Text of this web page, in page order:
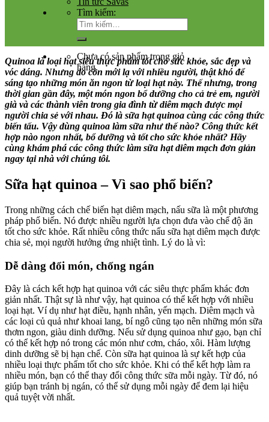
Tìm kiếm:
Chưa có sản phẩm trong giỏ
hàng.
Quinoa là loại hạt siêu thực phẩm tốt cho sức khỏe, sắc đẹp và
vóc dáng. Nhưng do còn mới lạ với nhiều người, thật khó để
sáng tạo những món ăn ngon từ loại hạt này. Thế nhưng, trong
thời gian gần đây, một món ngon bổ dưỡng cho cả trẻ em, người
già và các thành viên trong gia đình từ diêm mạch được mọi
người chia sẻ với nhau. Đó là sữa hạt quinoa cùng các công thức
biến tấu. Vậy dùng quinoa làm sữa như thế nào? Công thức kết
hợp nào ngon nhất, bổ dưỡng và tốt cho sức khỏe nhất? Hãy
cùng khám phá các công thức làm sữa hạt diêm mạch đơn giản
ngay tại nhà với chúng tôi.
Sữa hạt quinoa – Vì sao phổ biến?
Trong những cách chế biến hạt diêm mạch, nấu sữa là một phương
pháp phổ biến. Nó được nhiều người lựa chọn đưa vào chế độ ăn
tốt cho sức khỏe. Rất nhiều công thức nấu sữa hạt diêm mạch được
chia sẻ, mọi người hưởng ứng nhiệt tình. Lý do là vì:
Dễ dàng đổi món, chống ngán
Đây là cách kết hợp hạt quinoa với các siêu thực phẩm khác đơn
giản nhất. Thật sự là như vậy, hạt quinoa có thể kết hợp với nhiều
loại hạt. Ví dụ như hạt điều, hạnh nhân, yến mạch. Diêm mạch và
các loại củ quả như khoai lang, bí ngô cũng tạo nên những món sữa
thơm ngon, giàu dinh dưỡng. Nếu sử dụng quinoa như gạo, bạn chỉ
có thể kết hợp nó trong các món như cơm, cháo, xôi. Hàm lượng
dinh dưỡng sẽ bị hạn chế. Còn sữa hạt quinoa là sự kết hợp của
nhiều loại thực phẩm tốt cho sức khỏe. Khi có thể kết hợp làm ra
nhiều món, bạn có thể thay đổi công thức sữa mỗi ngày. Từ đó, nó
giúp bạn tránh bị ngán, có thể sử dụng mỗi ngày để đem lại hiệu
quả tuyệt vời nhất.